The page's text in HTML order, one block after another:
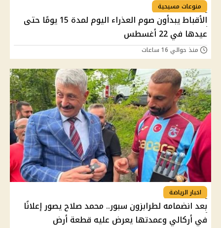
منوعات مسيحية
الأقباط يبدأون صوم العذراء اليوم لمدة 15 يومًا حتى
عيدها في 22 أغسطس
منذ حوالي 16 ساعات
اخبار الرياضة
بعد انضمامه لطرابزون سبور.. محمد صلاح يصور إعلانًا
في أركالي وعمدتها يعرض عليه قطعة أرض